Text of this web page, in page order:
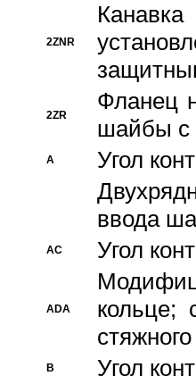
2ZNR
2ZR
Фланец
шайбы с
A
Угол
ввода
AC Угол
ADA
кольце;
B Угол